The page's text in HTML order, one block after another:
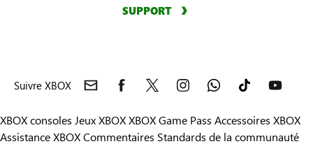
SUPPORT
Suivre XBOX
XBOX consoles Jeux XBOXXBOX Game Pass Accessoires XBOX
Assistance XBOXCommentaires Standards de la communauté